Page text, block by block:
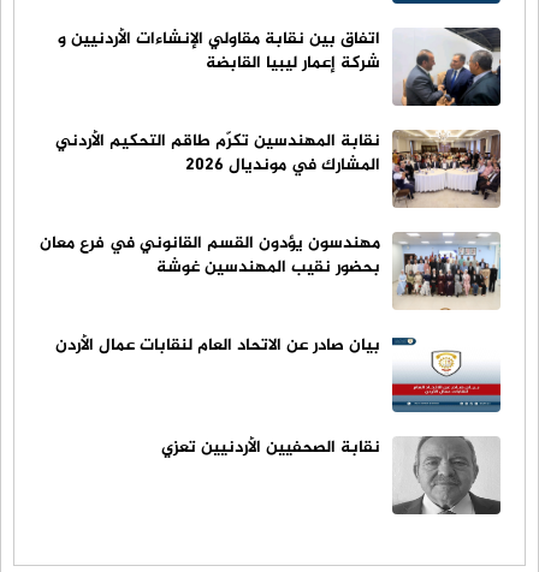
اتفاق بين نقابة مقاولي الإنشاءات الأردنيين و
شركة إعمار ليبيا القابضة
نقابة المهندسين تكرّم طاقم التحكيم الأردني
المشارك في مونديال 2026
مهندسون يؤدون القسم القانوني في فرع معان
بحضور نقيب المهندسين غوشة
بيان صادر عن الاتحاد العام لنقابات عمال الأردن
نقابة الصحفيين الأردنيين تعزي